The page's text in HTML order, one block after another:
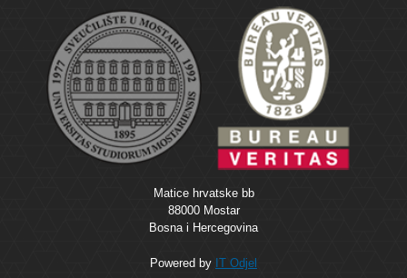
Matice hrvatske bb
88000 Mostar
Bosna i Hercegovina
Powered by IT Odjel